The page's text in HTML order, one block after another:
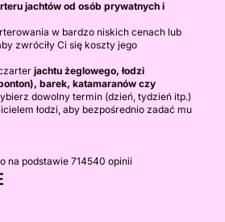
jachtów od osób prywatnych i
w bardzo niskich cenach lub
zwróciły Ci się koszty jego
jachtu żeglowego, łodzi
barek, katamaranów czy
dowolny termin (dzień, tydzień itp.)
łodzi, aby bezpośrednio zadać mu
na podstawie 714540 opinii